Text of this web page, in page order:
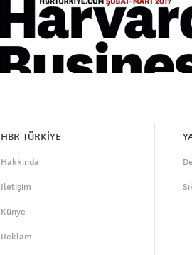
HBR TÜRKİYE
Hakkında
İletişim
Künye
Reklam